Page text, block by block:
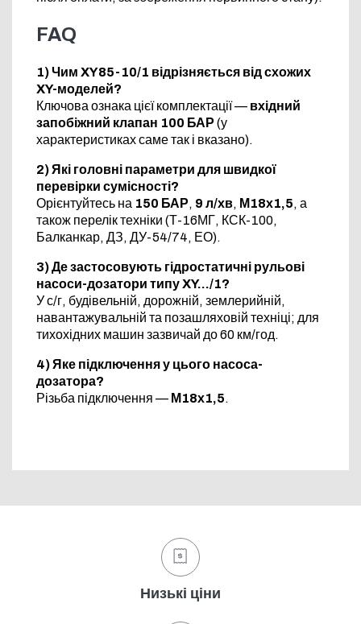
FAQ
1) Чим XY85-10/1 відрізняється від схожих
XY-моделей?
Ключова ознака цієї комплектації — вхідний
запобіжний клапан 100 БАР (у
характеристиках саме так і вказано).
2) Які головні параметри для швидкої
перевірки сумісності?
Орієнтуйтесь на 150 БАР, 9 л/хв, М18х1,5, а
також перелік техніки (Т-16МГ, КСК-100,
Балканкар, ДЗ, ДУ-54/74, ЕО).
3) Де застосовують гідростатичні рульові
насоси-дозатори типу XY…/1?
У с/г, будівельній, дорожній, землерийній,
навантажувальній та позашляховій техніці; для
тихохідних машин зазвичай до 60 км/год.
4) Яке підключення у цього насоса-
дозатора?
Різьба підключення — М18х1,5.
Низькі ціни